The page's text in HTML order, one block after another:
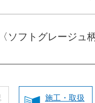
ソフトグレージ
施工・取扱